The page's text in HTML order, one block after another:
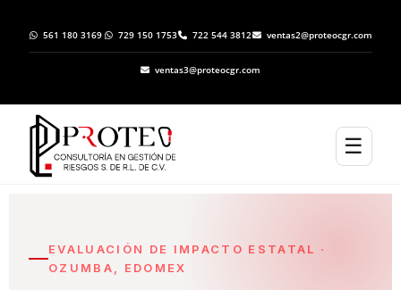
561 180 3169 729 150 1753 722 544 3812 ventas2@proteocgr.com
ventas3@proteocgr.com
☰
EVALUACIÓN DE IMPACTO ESTATAL ·
OZUMBA, EDOMEX